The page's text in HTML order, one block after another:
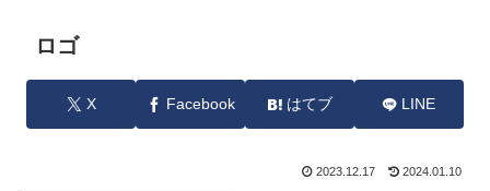
ロゴ
X Facebook はてブ LINE
2023.12.17 2024.01.10